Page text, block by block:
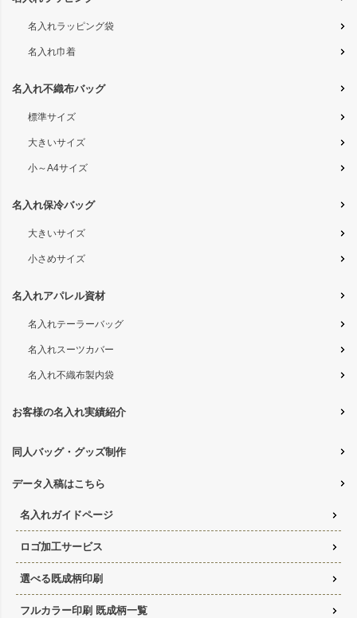
名入れラッピング袋
名入れ巾着
名入れ不織布バッグ
標準サイズ
大きいサイズ
小～A4サイズ
名入れ保冷バッグ
大きいサイズ
小さめサイズ
名入れアパレル資材
名入れテーラーバッグ
名入れスーツカバー
名入れ不織布製内袋
お客様の名入れ実績紹介
同人バッグ・グッズ制作
データ入稿はこちら
名入れガイドページ
ロゴ加工サービス
選べる既成柄印刷
フルカラー印刷 既成柄一覧